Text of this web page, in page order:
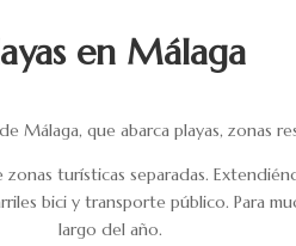
en Málaga
Málaga, que abarca playas, zonas
turísticas separadas.
bici y transporte público. Para
largo del año.